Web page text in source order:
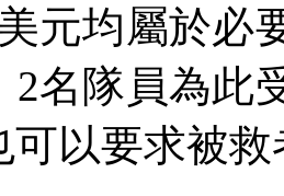
元均屬於必
2名隊員為此
可以要求被